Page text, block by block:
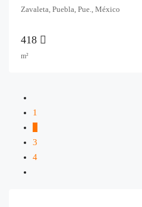
Zavaleta, Puebla, Pue., México
418
m²
1
3
4